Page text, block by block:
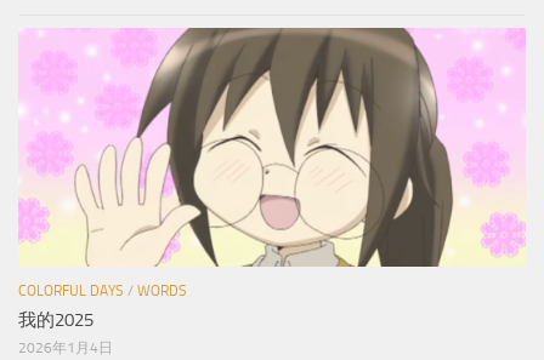
COLORFUL DAYS / WORDS
我的2025
2026年1月4日